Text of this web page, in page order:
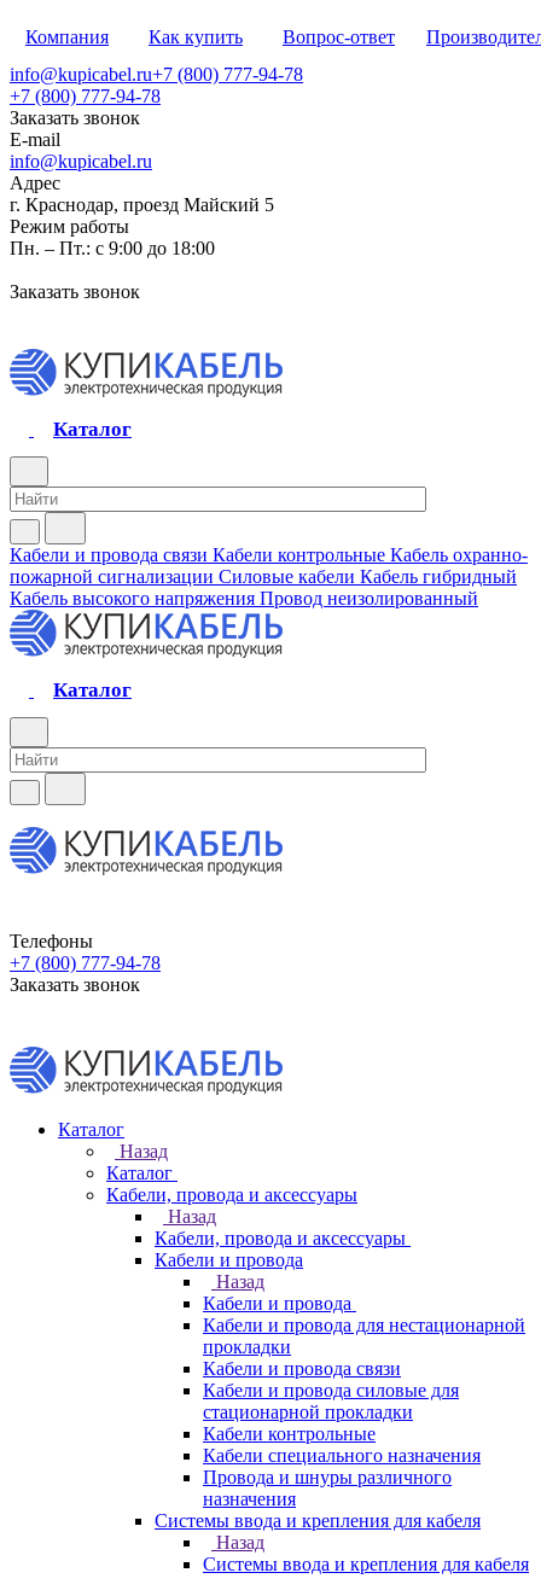
Компания Как купить Вопрос-ответ
info@kupicabel.ru+7 (800) 777-94-78
+7 (800) 777-94-78
Заказать звонок
E-mail
info@kupicabel.ru
Адрес
г. Краснодар, проезд Майский 5
Режим работы
Пн. – Пт.: с 9:00 до 18:00
Заказать звонок
Каталог
Кабели и провода связи Кабели контрольные Кабель охранно-
пожарной сигнализации Силовые кабели Кабель гибридный
Кабель высокого напряжения Провод неизолированный
Каталог
Телефоны
+7 (800) 777-94-78
Заказать звонок
Каталог
Назад
Каталог
Кабели, провода и аксессуары
Назад
Кабели, провода и аксессуары
Кабели и провода
Назад
Кабели и провода
Кабели и провода для нестационарной
прокладки
Кабели и провода связи
Кабели и провода силовые для
стационарной прокладки
Кабели контрольные
Кабели специального назначения
Провода и шнуры различного
назначения
Системы ввода и крепления для кабеля
Назад
Системы ввода и крепления для кабеля